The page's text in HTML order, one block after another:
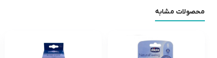
محصولات مشابه